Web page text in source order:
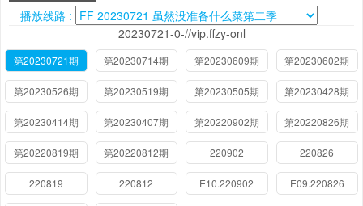
播放线路 :
20230721-0-//vip.ffzy-onl
第20230721期 第20230714期 第20230609期 第20230602期
第20230526期 第20230519期 第20230505期 第20230428期
第20230414期 第20230407期 第20220902期 第20220826期
第20220819期 第20220812期 220902 220826
220819 220812 E10.220902 E09.220826